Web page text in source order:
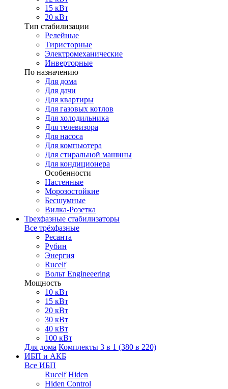
15 кВт
20 кВт
Тип стабилизации
Релейные
Тиристорные
Электромеханические
Инверторные
По назначению
Для дома
Для дачи
Для квартиры
Для газовых котлов
Для холодильника
Для телевизора
Для насоса
Для компьютера
Для стиральной машины
Для кондиционера
Особенности
Настенные
Морозостойкие
Бесшумные
Вилка-Розетка
Трехфазные стабилизаторы
Все трёхфазные
Ресанта
Рубин
Энергия
Rucelf
Вольт Engineeering
Мощность
10 кВт
15 кВт
20 кВт
30 кВт
40 кВт
100 кВт
Для дома Комплекты 3 в 1 (380 в 220)
ИБП и АКБ
Все ИБП
Rucelf Hiden
Hiden Control